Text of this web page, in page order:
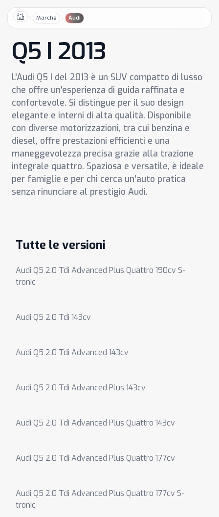
HomeMarche Audi
Q5 I 2013
L'Audi Q5 I del 2013 è un SUV compatto di lusso
che offre un'esperienza di guida raffinata e
confortevole. Si distingue per il suo design
elegante e interni di alta qualità. Disponibile
con diverse motorizzazioni, tra cui benzina e
diesel, offre prestazioni efficienti e una
maneggevolezza precisa grazie alla trazione
integrale quattro. Spaziosa e versatile, è ideale
per famiglie e per chi cerca un'auto pratica
senza rinunciare al prestigio Audi.
Tutte le versioni
Audi Q5 2.0 Tdi Advanced Plus Quattro 190cv S-
tronic
Audi Q5 2.0 Tdi 143cv
Audi Q5 2.0 Tdi Advanced 143cv
Audi Q5 2.0 Tdi Advanced Plus 143cv
Audi Q5 2.0 Tdi Advanced Plus Quattro 143cv
Audi Q5 2.0 Tdi Advanced Plus Quattro 177cv
Audi Q5 2.0 Tdi Advanced Plus Quattro 177cv S-
tronic